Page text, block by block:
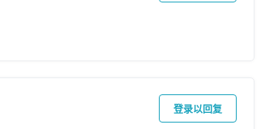
登录以回复